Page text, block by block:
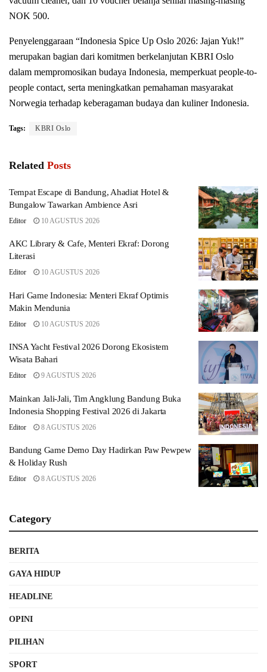
NOK 500.
Penyelenggaraan “Indonesia Spice Up Oslo 2026: Jajan Yuk!”
merupakan bagian dari komitmen berkelanjutan KBRI Oslo
dalam mempromosikan budaya Indonesia, memperkuat people-to-
people contact, serta meningkatkan pemahaman masyarakat
Norwegia terhadap keberagaman budaya dan kuliner Indonesia.
Tags: KBRI Oslo
Related Posts
Tempat Escape di Bandung, Ahadiat Hotel &
Bungalow Tawarkan Ambience Asri
Editor 10 AGUSTUS 2026
AKC Library & Cafe, Menteri Ekraf: Dorong
Literasi
Editor 10 AGUSTUS 2026
Hari Game Indonesia: Menteri Ekraf Optimis
Makin Mendunia
Editor 10 AGUSTUS 2026
INSA Yacht Festival 2026 Dorong Ekosistem
Wisata Bahari
Editor 9 AGUSTUS 2026
Mainkan Jali-Jali, Tim Angklung Bandung Buka
Indonesia Shopping Festival 2026 di Jakarta
Editor 8 AGUSTUS 2026
Bandung Game Demo Day Hadirkan Paw Pewpew
& Holiday Rush
Editor 8 AGUSTUS 2026
Category
BERITA
GAYA HIDUP
HEADLINE
OPINI
PILIHAN
SPORT